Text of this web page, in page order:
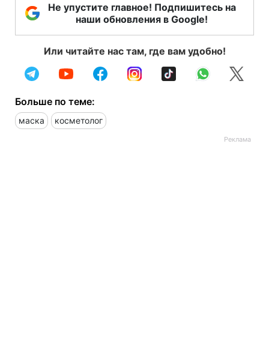
Не упустите главное! Подпишитесь на
наши обновления в Google!
Или читайте нас там, где вам удобно!
Больше по теме:
маска косметолог